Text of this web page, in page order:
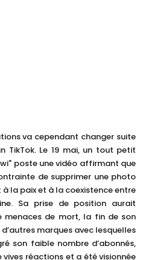
va cependant changer suite
TikTok. Le 19 mai, un tout petit
poste une vidéo affirmant que
de supprimer une photo
la paix et à la coexistence entre
Sa prise de position aurait
menaces de mort, la fin de son
marques avec lesquelles
son faible nombre d’abonnés,
vives réactions et a été visionnée